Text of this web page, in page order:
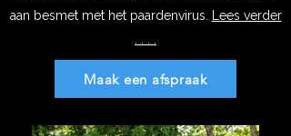
aan besmet met het paardenvirus.
Lees verder
Maak een afspraak